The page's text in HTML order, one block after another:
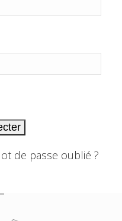
de passe oublié ?